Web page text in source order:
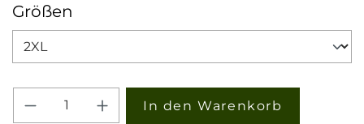
Größen
Produkt Anzahl: Gib den
In den Warenkorb